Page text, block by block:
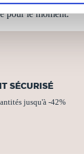
pour le moment.
SÉCURISÉ
jusqu'à -42%